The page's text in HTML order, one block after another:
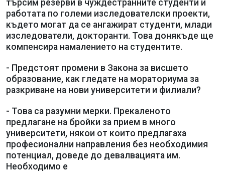
търсим резерви в чуждестранните студенти и
работата по големи изследователски проекти,
където могат да се ангажират студенти, млади
изследователи, докторанти. Това донякъде ще
компенсира намалението на студентите.
- Предстоят промени в Закона за висшето
образование, как гледате на мораториума за
разкриване на нови университети и филиали?
- Това са разумни мерки. Прекаленото
предлагане на бройки за прием в много
университети, някои от които предлагаха
професионални направления без необходимия
потенциал, доведе до девалвацията им.
Необходимо е